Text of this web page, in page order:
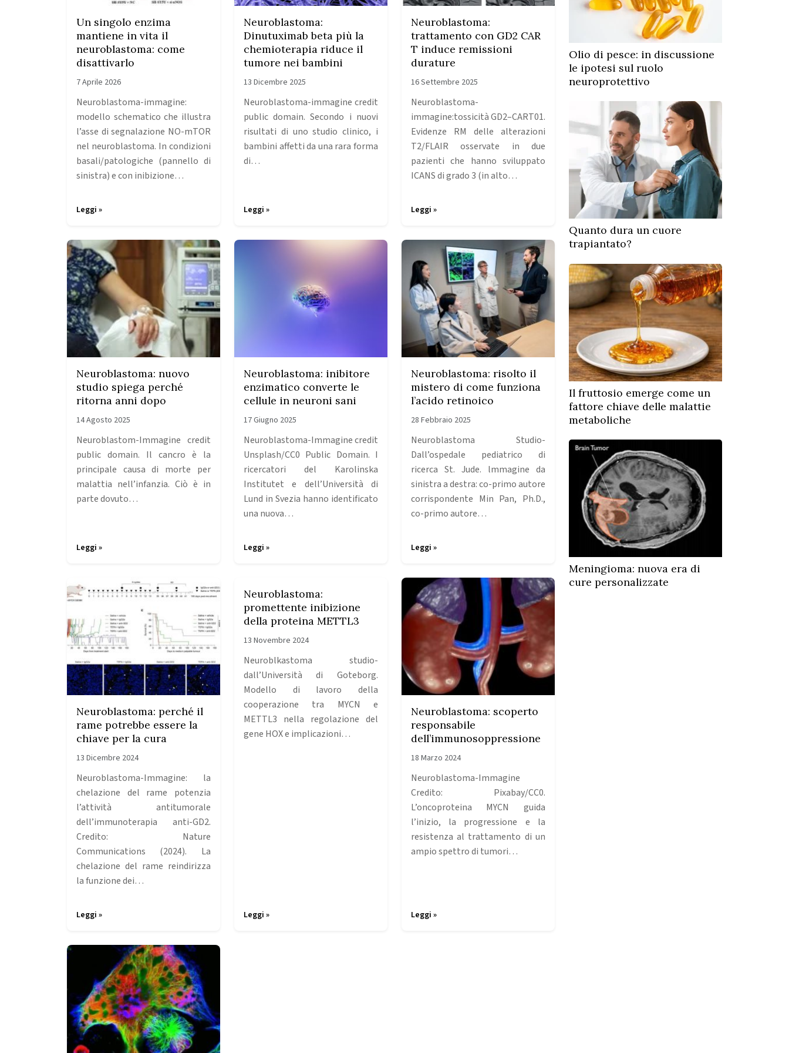
Un singolo enzima
mantiene in vita il
neuroblastoma: come
disattivarlo
7 Aprile 2026
Neuroblastoma-immagine:
modello schematico che illustra
l’asse di segnalazione NO-mTOR
nel neuroblastoma. In condizioni
basali/patologiche (pannello di
sinistra) e con inibizione…
Leggi »
Neuroblastoma:
Dinutuximab beta più la
chemioterapia riduce il
tumore nei bambini
13 Dicembre 2025
Neuroblastoma-immagine credit
public domain. Secondo i nuovi
risultati di uno studio clinico, i
bambini affetti da una rara forma
di…
Leggi »
Neuroblastoma:
trattamento con GD2 CAR
T induce remissioni
durature
16 Settembre 2025
Neuroblastoma-
immagine:tossicità GD2–CART01.
Evidenze RM delle alterazioni
T2/FLAIR osservate in due
pazienti che hanno sviluppato
ICANS di grado 3 (in alto…
Leggi »
Neuroblastoma: nuovo
studio spiega perché
ritorna anni dopo
14 Agosto 2025
Neuroblastom-Immagine credit
public domain. Il cancro è la
principale causa di morte per
malattia nell’infanzia. Ciò è in
parte dovuto…
Leggi »
Neuroblastoma: inibitore
enzimatico converte le
cellule in neuroni sani
17 Giugno 2025
Neuroblastoma-Immagine credit
Unsplash/CC0 Public Domain. I
ricercatori del Karolinska
Institutet e dell’Università di
Lund in Svezia hanno identificato
una nuova…
Leggi »
Neuroblastoma: risolto il
mistero di come funziona
l’acido retinoico
28 Febbraio 2025
Neuroblastoma Studio-
Dall’ospedale pediatrico di
ricerca St. Jude. lmmagine da
sinistra a destra: co-primo autore
corrispondente Min Pan, Ph.D.,
co-primo autore…
Leggi »
Neuroblastoma: perché il
rame potrebbe essere la
chiave per la cura
13 Dicembre 2024
Neuroblastoma-Immagine: la
chelazione del rame potenzia
l’attività antitumorale
dell’immunoterapia anti-GD2.
Credito: Nature
Communications (2024). La
chelazione del rame reindirizza
la funzione dei…
Leggi »
Neuroblastoma:
promettente inibizione
della proteina METTL3
13 Novembre 2024
Neuroblkastoma studio-
dall’Università di Goteborg.
Modello di lavoro della
cooperazione tra MYCN e
METTL3 nella regolazione del
gene HOX e implicazioni…
Leggi »
Neuroblastoma: scoperto
responsabile
dell’immunosoppressione
18 Marzo 2024
Neuroblastoma-Immagine
Credito: Pixabay/CC0.
L’oncoproteina MYCN guida
l’inizio, la progressione e la
resistenza al trattamento di un
ampio spettro di tumori…
Leggi »
Olio di pesce: in discussione
le ipotesi sul ruolo
neuroprotettivo
Quanto dura un cuore
trapiantato?
Il fruttosio emerge come un
fattore chiave delle malattie
metaboliche
Meningioma: nuova era di
cure personalizzate